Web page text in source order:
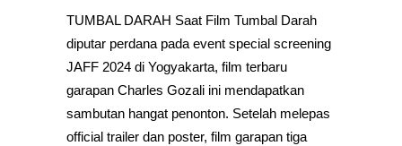
TUMBAL DARAH Saat Film Tumbal Darah
diputar perdana pada event special screening
JAFF 2024 di Yogyakarta, film terbaru
garapan Charles Gozali ini mendapatkan
sambutan hangat penonton. Setelah melepas
official trailer dan poster, film garapan tiga